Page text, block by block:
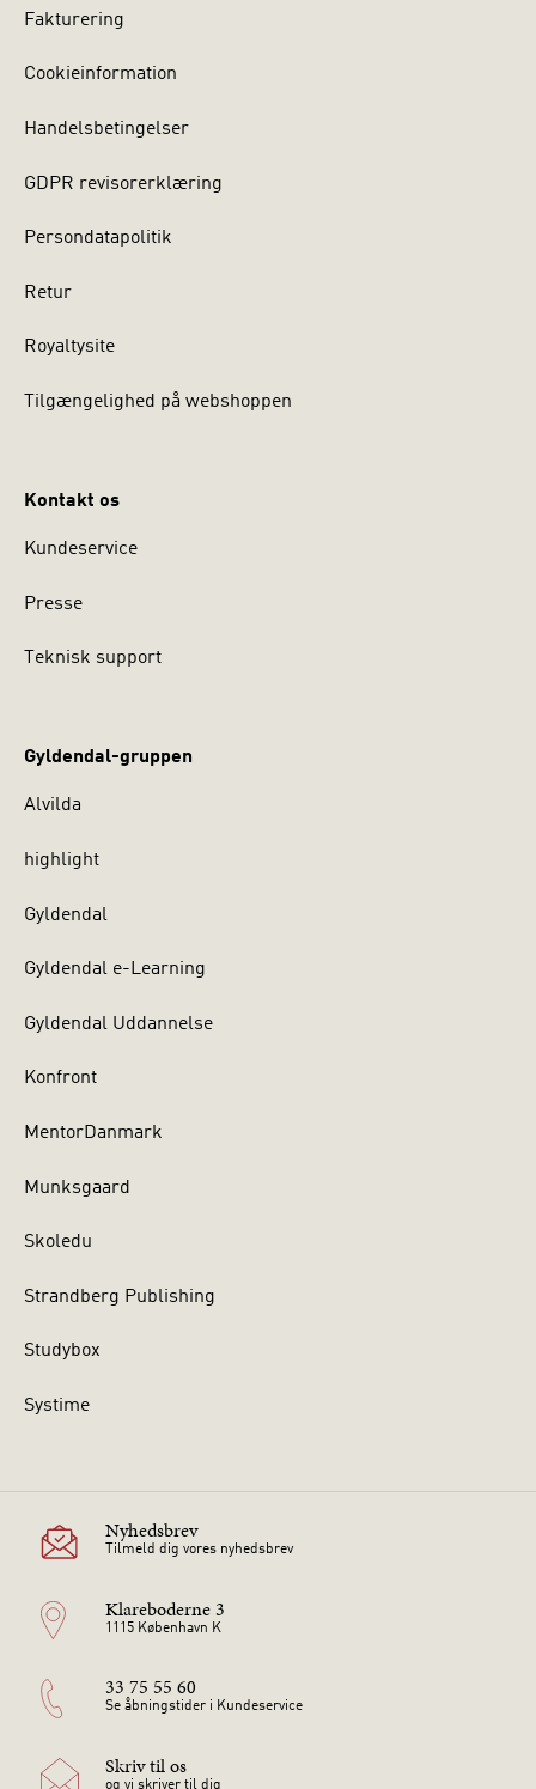
Fakturering
Cookieinformation
Handelsbetingelser
GDPR revisorerklæring
Persondatapolitik
Retur
Royaltysite
Tilgængelighed på webshoppen
Kontakt os
Kundeservice
Presse
Teknisk support
Gyldendal-gruppen
Alvilda
highlight
Gyldendal
Gyldendal e-Learning
Gyldendal Uddannelse
Konfront
MentorDanmark
Munksgaard
Skoledu
Strandberg Publishing
Studybox
Systime
Nyhedsbrev
Tilmeld dig vores nyhedsbrev
Klareboderne 3
1115 København K
33 75 55 60
Se åbningstider i Kundeservice
Skriv til os
og vi skriver til dig